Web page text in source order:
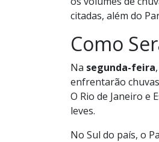
citadas, além do
Como
Na segunda-feira
enfrentarão
O Rio de Janeiro e
leves.
No Sul do país, o